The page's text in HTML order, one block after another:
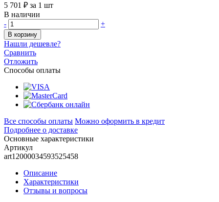
5 701 ₽ за 1 шт
В наличии
-
+
В корзину
Нашли дешевле?
Сравнить
Отложить
Способы оплаты
Все способы оплаты Можно оформить в кредит
Подробнее о доставке
Основные характеристики
Артикул
art12000034593525458
Описание
Характеристики
Отзывы и вопросы